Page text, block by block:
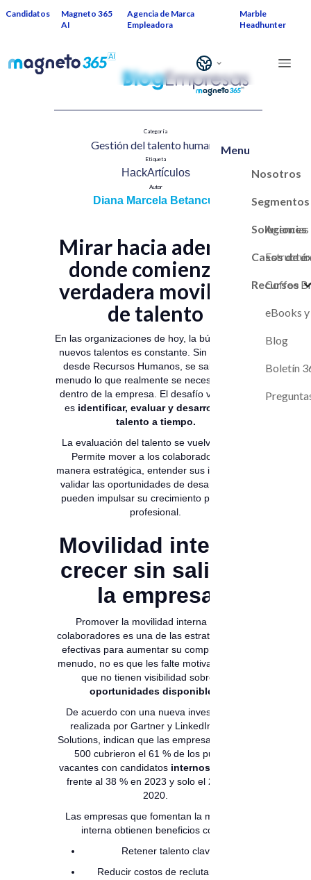
Candidatos
Magneto 365
AI
Agencia de Marca
Empleadora
Marble
Headhunter
Menu
Nosotros
Segmentos
Soluciones
Marca
Casos de
Coffee
Recursos
eBooks
Blog
Boletín
Magneto
Contacto
Próximos
Categoría
Gestión del talento humano​
Etiqueta
HackArtículos
Autor
Diana Marcela Betancur
Mirar hacia adentro:
donde comienza la
verdadera movilidad
de talento
En las organizaciones de hoy, la búsqueda de
nuevos talentos es constante. Sin embargo,
desde Recursos Humanos, se sabe que a
menudo lo que realmente se necesita ya está
dentro de la empresa. El desafío verdadero
es identificar, evaluar y desarrollar ese
talento a tiempo.
La evaluación del talento se vuelve crucial.
Permite mover a los colaboradores de
manera estratégica, entender sus intereses y
validar las oportunidades de desarrollo que
pueden impulsar su crecimiento personal y
profesional.
Movilidad interna:
crecer sin salir de
la empresa
Promover la movilidad interna de los
colaboradores es una de las estrategias más
efectivas para aumentar su compromiso. A
menudo, no es que les falte motivación, sino
que no tienen visibilidad sobre las
oportunidades disponibles.
De acuerdo con una nueva investigación
realizada por Gartner y LinkedIn Talent
Solutions, indican que las empresas Fortune
500 cubrieron el 61 % de los puestos
vacantes con candidatos internos en 2025
frente al 38 % en 2023 y solo el 28 % en
2020.
Las empresas que fomentan la movilidad
interna obtienen beneficios como:
Retener talento clave.
Reducir costos de reclutamiento.